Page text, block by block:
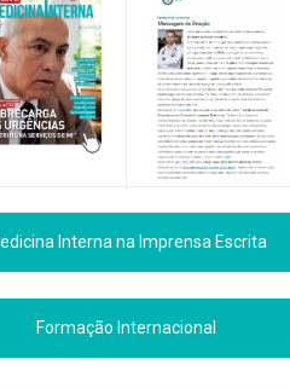
Interna na Imprensa Escrita
Formação Internacional